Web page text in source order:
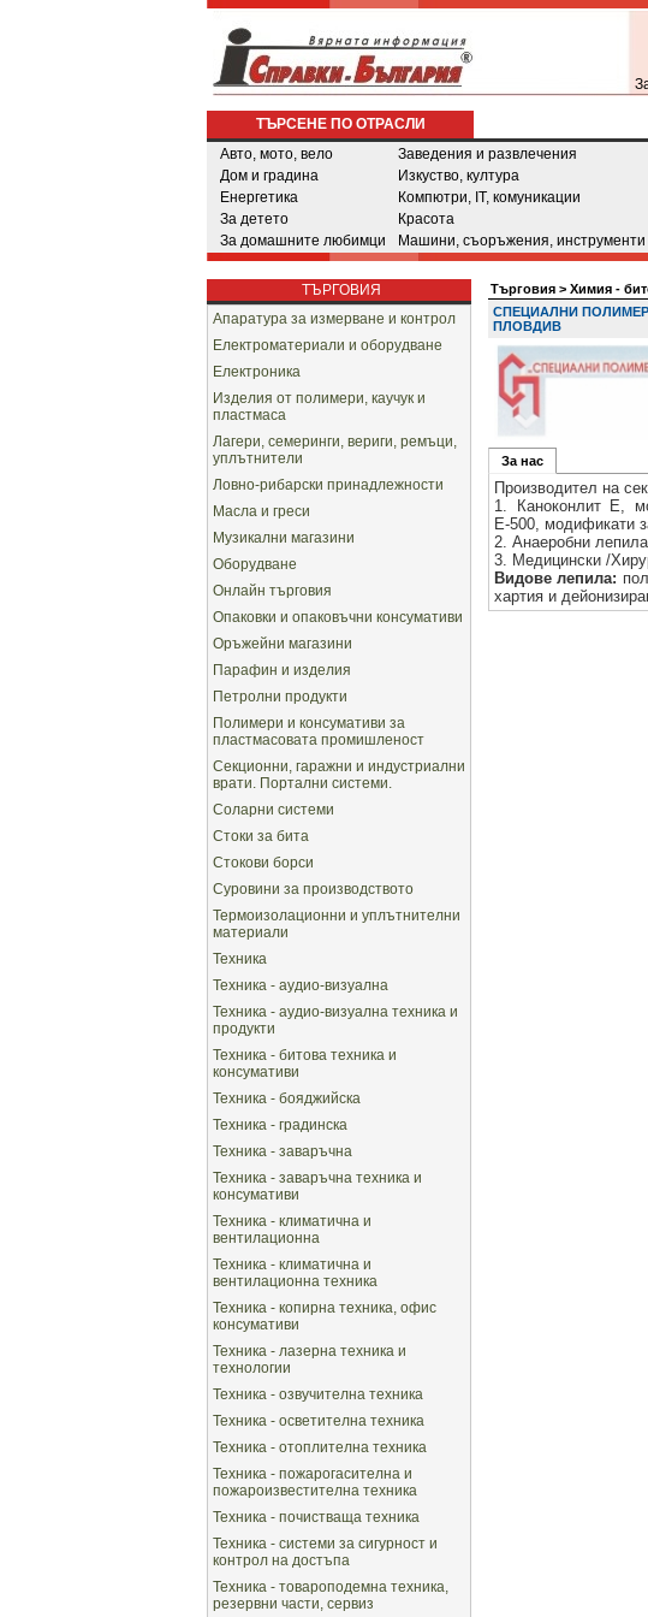
ТЪРСЕНЕ ПО ОТРАСЛИ
Авто, мото, вело
Дом и градина
Енергетика
За детето
За домашните любимци
Заведения и развлечения
Изкуство, култура
Компютри, IT, комуникации
Красота
Машини, съоръжения, инструменти
ТЪРГОВИЯ
Апаратура за измерване и контрол
Електроматериали и оборудване
Електроника
Изделия от полимери, каучук и
пластмаса
Лагери, семеринги, вериги, ремъци,
уплътнители
Ловно-рибарски принадлежности
Масла и греси
Музикални магазини
Оборудване
Онлайн търговия
Опаковки и опаковъчни консумативи
Оръжейни магазини
Парафин и изделия
Петролни продукти
Полимери и консумативи за
пластмасовата промишленост
Секционни, гаражни и индустриални
врати. Портални системи.
Соларни системи
Стоки за бита
Стокови борси
Суровини за производството
Термоизолационни и уплътнителни
материали
Техника
Техника - аудио-визуална
Техника - аудио-визуална техника и
продукти
Техника - битова техника и
консумативи
Техника - бояджийска
Техника - градинска
Техника - заваръчна
Техника - заваръчна техника и
консумативи
Техника - климатична и
вентилационна
Техника - климатична и
вентилационна техника
Техника - копирна техника, офис
консумативи
Техника - лазерна техника и
технологии
Техника - озвучителна техника
Техника - осветителна техника
Техника - отоплителна техника
Техника - пожарогасителна и
пожароизвестителна техника
Техника - почистваща техника
Техника - системи за сигурност и
контрол на достъпа
Техника - товароподемна техника,
резервни части, сервиз
Търговия > Химия -
СПЕЦИАЛНИ
ПЛОВДИВ
За нас
Производител на
1. Каноконлит Е,
Е-500, модификати
2. Анаеробни
3. Медицински /
Видове лепила:
хартия и